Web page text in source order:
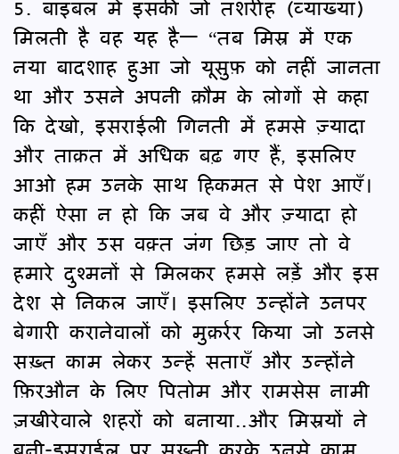
5. बाइबल में इसकी जो तशरीह (व्याख्या)
मिलती है वह यह है— “तब मिस्र में एक
नया बादशाह हुआ जो यूसुफ़ को नहीं जानता
था और उसने अपनी क़ौम के लोगों से कहा
कि देखो, इसराईली गिनती में हमसे ज़्यादा
और ताक़त में अधिक बढ़ गए हैं, इसलिए
आओ हम उनके साथ हिकमत से पेश आएँ।
कहीं ऐसा न हो कि जब वे और ज़्यादा हो
जाएँ और उस वक़्त जंग छिड़ जाए तो वे
हमारे दुश्मनों से मिलकर हमसे लड़ें और इस
देश से निकल जाएँ। इसलिए उन्होंने उनपर
बेगारी करानेवालों को मुक़र्रर किया जो उनसे
सख़्त काम लेकर उन्हें सताएँ और उन्होंने
फ़िरऔन के लिए पितोम और रामसेस नामी
ज़खीरेवाले शहरों को बनाया..और मिस्रयों ने